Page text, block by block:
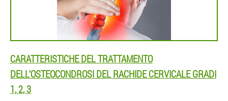
CARATTERISTICHE DEL TRATTAMENTO
DELL'OSTEOCONDROSI DEL RACHIDE CERVICALE GRADI
1, 2, 3